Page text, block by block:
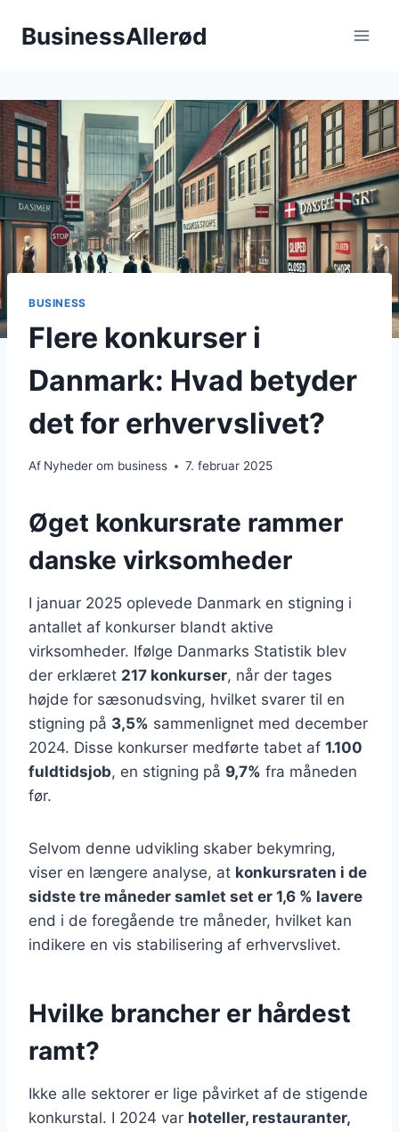
BusinessAllerød
BUSINESS
Flere konkurser i
Danmark: Hvad betyder
det for erhvervslivet?
Af Nyheder om business 7. februar 2025
Øget konkursrate rammer
danske virksomheder
I januar 2025 oplevede Danmark en stigning i
antallet af konkurser blandt aktive
virksomheder. Ifølge Danmarks Statistik blev
der erklæret 217 konkurser, når der tages
højde for sæsonudsving, hvilket svarer til en
stigning på 3,5% sammenlignet med december
2024. Disse konkurser medførte tabet af 1.100
fuldtidsjob, en stigning på 9,7% fra måneden
før.
Selvom denne udvikling skaber bekymring,
viser en længere analyse, at konkursraten i de
sidste tre måneder samlet set er 1,6 % lavere
end i de foregående tre måneder, hvilket kan
indikere en vis stabilisering af erhvervslivet.
Hvilke brancher er hårdest
ramt?
Ikke alle sektorer er lige påvirket af de stigende
konkurstal. I 2024 var hoteller, restauranter,